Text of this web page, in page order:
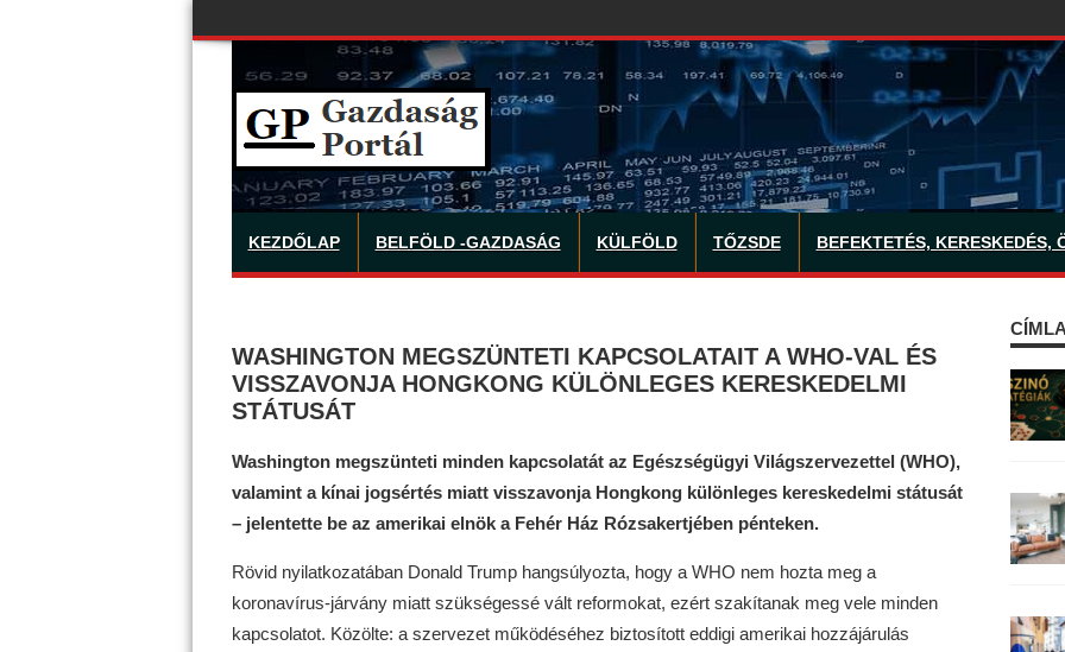
KEZDŐLAP BELFÖLD -GAZDASÁG KÜLFÖLD TŐZSDE BEFEKTETÉS, KERESKEDÉS,
WASHINGTON MEGSZÜNTETI KAPCSOLATAIT A WHO-VAL ÉS
VISSZAVONJA HONGKONG KÜLÖNLEGES KERESKEDELMI
STÁTUSÁT
Washington megszünteti minden kapcsolatát az Egészségügyi Világszervezettel (WHO),
valamint a kínai jogsértés miatt visszavonja Hongkong különleges kereskedelmi státusát
– jelentette be az amerikai elnök a Fehér Ház Rózsakertjében pénteken.
Rövid nyilatkozatában Donald Trump hangsúlyozta, hogy a WHO nem hozta meg a
koronavírus-járvány miatt szükségessé vált reformokat, ezért szakítanak meg vele minden
kapcsolatot. Közölte: a szervezet működéséhez biztosított eddigi amerikai hozzájárulás